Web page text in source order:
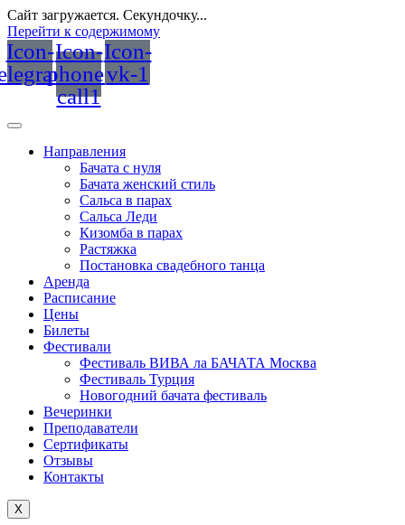
Сайт загружается. Секундочку...
Перейти к содержимому
Icon-Icon-
phone-
call1
Icon-
vk-1
Направления
Бачата с нуля
Бачата женский стиль
Сальса в парах
Сальса Леди
Кизомба в парах
Растяжка
Постановка свадебного танца
Аренда
Расписание
Цены
Билеты
Фестивали
Фестиваль ВИВА ла БАЧАТА Москва
Фестиваль Турция
Новогодний бачата фестиваль
Вечеринки
Преподаватели
Сертификаты
Отзывы
Контакты
X